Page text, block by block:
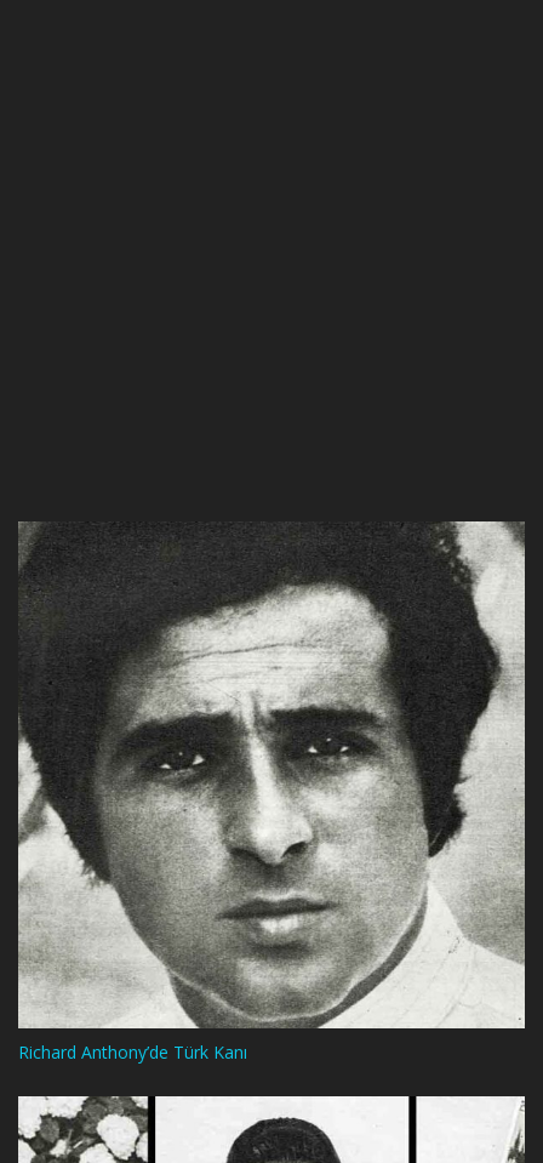
Richard Anthony’de Türk Kanı